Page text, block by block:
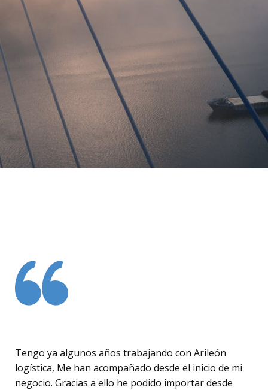
Tengo ya algunos años trabajando con Arileón
logística, Me han acompañado desde el inicio de mi
negocio. Gracias a ello he podido importar desde